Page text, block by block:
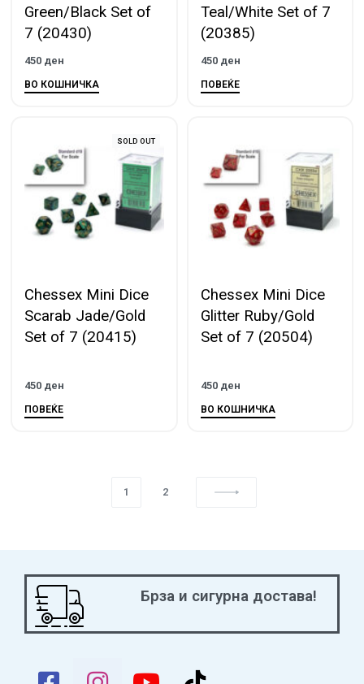
Green/Black Set of
7 (20430)
450 ден
ВО КОШНИЧКА
Teal/White Set of 7
(20385)
450 ден
ПОВЕЌЕ
SOLD OUT
Chessex Mini Dice
Scarab Jade/Gold
Set of 7 (20415)
450 ден
ПОВЕЌЕ
Chessex Mini Dice
Glitter Ruby/Gold
Set of 7 (20504)
450 ден
ВО КОШНИЧКА
1 2
Брза и сигурна достава!